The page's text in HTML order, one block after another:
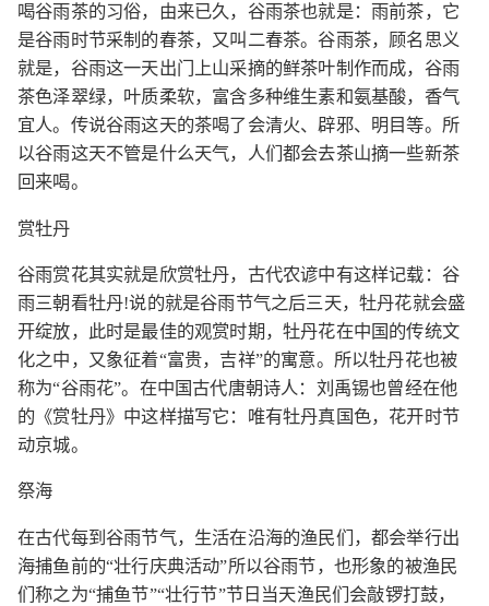
喝谷雨茶的习俗，由来已久，谷雨茶也就是：雨前茶，它
是谷雨时节采制的春茶，又叫二春茶。谷雨茶，顾名思义
就是，谷雨这一天出门上山采摘的鲜茶叶制作而成，谷雨
茶色泽翠绿，叶质柔软，富含多种维生素和氨基酸，香气
宜人。传说谷雨这天的茶喝了会清火、辟邪、明目等。所
以谷雨这天不管是什么天气，人们都会去茶山摘一些新茶
回来喝。
赏牡丹
谷雨赏花其实就是欣赏牡丹，古代农谚中有这样记载：谷
雨三朝看牡丹!说的就是谷雨节气之后三天，牡丹花就会盛
开绽放，此时是最佳的观赏时期，牡丹花在中国的传统文
化之中，又象征着“富贵，吉祥”的寓意。所以牡丹花也被
称为“谷雨花”。在中国古代唐朝诗人：刘禹锡也曾经在他
的《赏牡丹》中这样描写它：唯有牡丹真国色，花开时节
动京城。
祭海
在古代每到谷雨节气，生活在沿海的渔民们，都会举行出
海捕鱼前的“壮行庆典活动”所以谷雨节，也形象的被渔民
们称之为“捕鱼节”“壮行节”节日当天渔民们会敲锣打鼓，